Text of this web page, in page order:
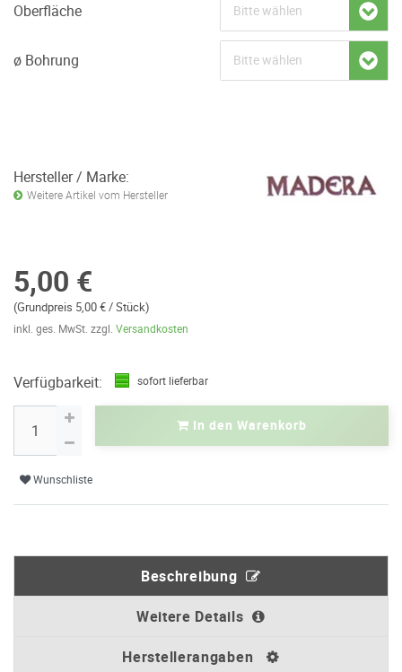
Oberfläche
ø Bohrung
Hersteller / Marke:
Weitere Artikel vom Hersteller
5,00 €
(Grundpreis 5,00 € / Stück)
inkl. ges. MwSt. zzgl. Versandkosten
Verfügbarkeit: sofort lieferbar
In den Warenkorb
Wunschliste
Beschreibung
Weitere Details
Herstellerangaben